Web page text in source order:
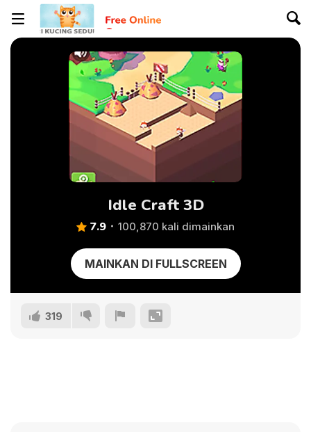
Idle Craft 3D
7.9 100,870 kali dimainkan
MAINKAN DI FULLSCREEN
319